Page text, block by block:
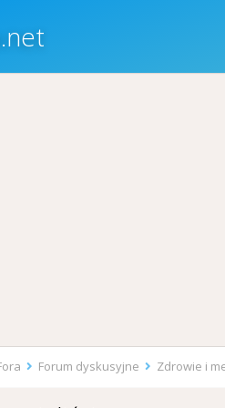
Forum dyskusyjne Zdrowie i